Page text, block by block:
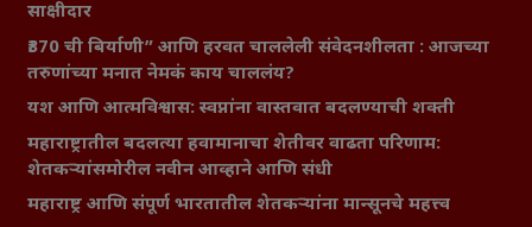
साक्षीदार
₹370 ची बिर्याणी” आणि हरवत चाललेली संवेदनशीलता : आजच्या
तरुणांच्या मनात नेमकं काय चाललंय?
यश आणि आत्मविश्वास: स्वप्नांना वास्तवात बदलण्याची शक्ती
महाराष्ट्रातील बदलत्या हवामानाचा शेतीवर वाढता परिणाम:
शेतकऱ्यांसमोरील नवीन आव्हाने आणि संधी
महाराष्ट्र आणि संपूर्ण भारतातील शेतकऱ्यांना मान्सूनचे महत्त्व